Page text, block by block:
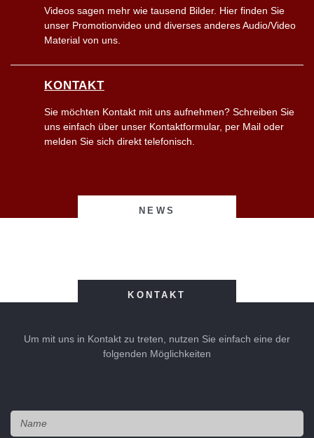
Videos sagen mehr wie tausend Bilder. Hier finden Sie
unser Promotionvideo und diverses anderes Audio/Video
Material von uns.
KONTAKT
Sie möchten Kontakt mit uns aufnehmen? Schreiben Sie
uns einfach über unser Kontaktformular, per Mail oder
melden Sie sich direkt telefonisch.
NEWS
KONTAKT
Um mit uns in Kontakt zu treten, nutzen Sie einfach eine der
folgenden Möglichkeiten